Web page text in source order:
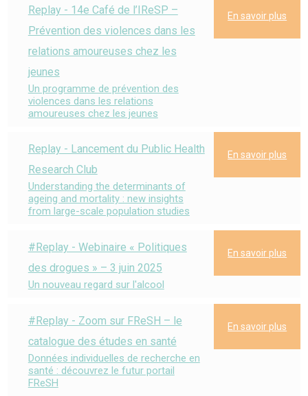
Replay - 14e Café de l’IReSP –
Prévention des violences dans les
relations amoureuses chez les
jeunes
Un programme de prévention des
violences dans les relations
amoureuses chez les jeunes
En savoir plus
Replay - Lancement du Public Health
Research Club
Understanding the determinants of
ageing and mortality : new insights
from large-scale population studies
En savoir plus
#Replay - Webinaire « Politiques
des drogues » – 3 juin 2025
Un nouveau regard sur l'alcool
En savoir plus
#Replay - Zoom sur FReSH – le
catalogue des études en santé
Données individuelles de recherche en
santé : découvrez le futur portail
FReSH
En savoir plus